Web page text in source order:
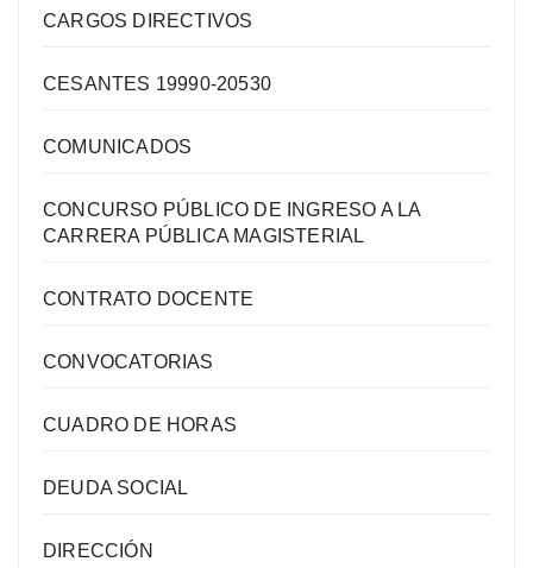
CARGOS DIRECTIVOS
CESANTES 19990-20530
COMUNICADOS
CONCURSO PÚBLICO DE INGRESO A LA
CARRERA PÚBLICA MAGISTERIAL
CONTRATO DOCENTE
CONVOCATORIAS
CUADRO DE HORAS
DEUDA SOCIAL
DIRECCIÓN